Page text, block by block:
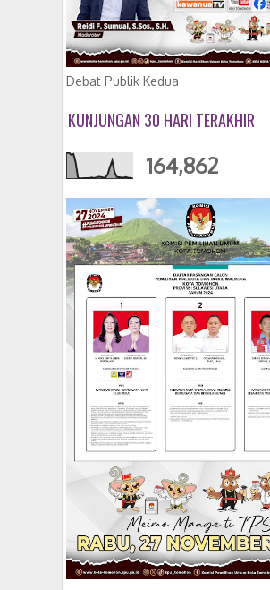
Debat Publik Kedua
KUNJUNGAN 30 HARI TERAKHIR
164,862